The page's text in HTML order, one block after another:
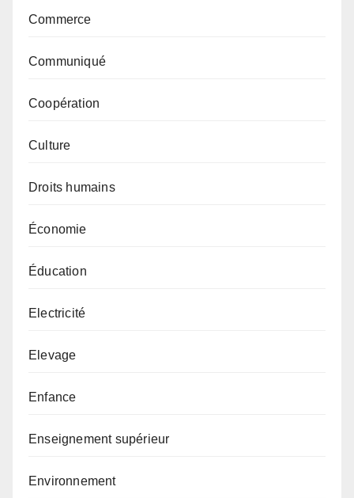
Commerce
Communiqué
Coopération
Culture
Droits humains
Économie
Éducation
Electricité
Elevage
Enfance
Enseignement supérieur
Environnement